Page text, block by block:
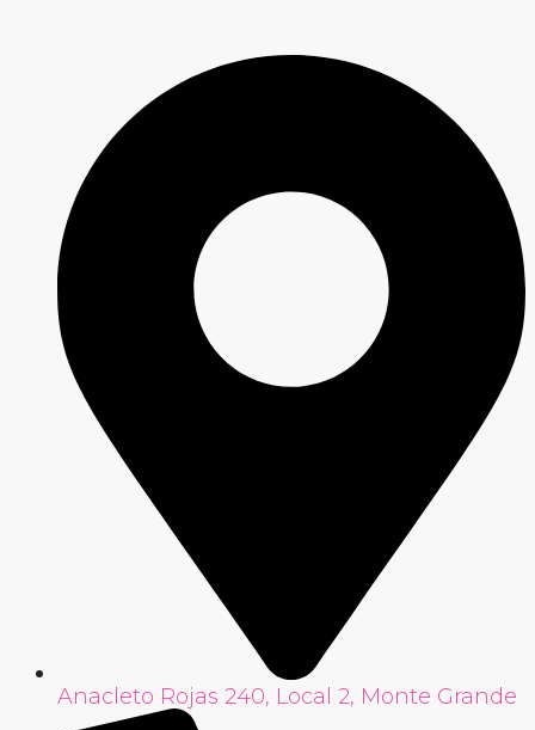
Anacleto Rojas 240, Local 2, Monte Grande